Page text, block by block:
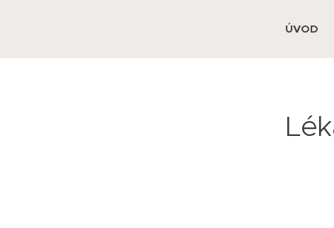
ÚVOD